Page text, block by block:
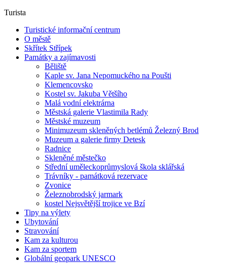
Turista
Turistické informační centrum
O městě
Skřítek Střípek
Památky a zajímavosti
Běliště
Kaple sv. Jana Nepomuckého na Poušti
Klemencovsko
Kostel sv. Jakuba Většího
Malá vodní elektrárna
Městská galerie Vlastimila Rady
Městské muzeum
Minimuzeum skleněných betlémů Železný Brod
Muzeum a galerie firmy Detesk
Radnice
Skleněné městečko
Střední uměleckoprůmyslová škola sklářská
Trávníky - památková rezervace
Zvonice
Železnobrodský jarmark
kostel Nejsvětější trojice ve Bzí
Tipy na výlety
Ubytování
Stravování
Kam za kulturou
Kam za sportem
Globální geopark UNESCO